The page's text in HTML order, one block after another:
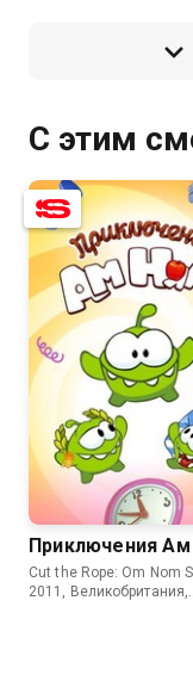
С этим
8.3 6.0
Приключения
Cut the Rope: Om Nom
2011, Великобритания,